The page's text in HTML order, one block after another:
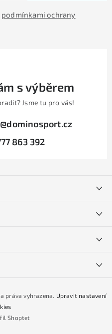
podmínkami ochrany
s výběrem
Jsme tu pro vás!
@dominosport.cz
863 392
Shoptet
práva vyhrazena. Upravit nastavení